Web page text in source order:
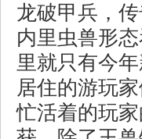
龙破甲兵，
内里虫兽形
里就只有今
居住的游玩
忙活着的玩